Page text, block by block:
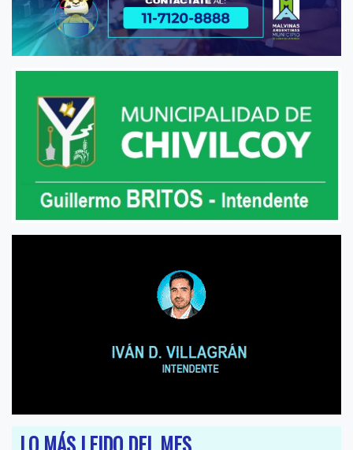
LO MÁS LEIDO DEL MES